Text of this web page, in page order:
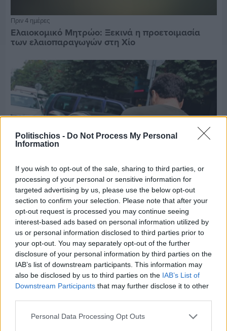
Politischios - Do Not Process My Personal
Information
If you wish to opt-out of the sale, sharing to third parties, or
processing of your personal or sensitive information for
targeted advertising by us, please use the below opt-out
section to confirm your selection. Please note that after your
opt-out request is processed you may continue seeing
interest-based ads based on personal information utilized by
us or personal information disclosed to third parties prior to
your opt-out. You may separately opt-out of the further
disclosure of your personal information by third parties on the
IAB’s list of downstream participants. This information may
also be disclosed by us to third parties on the IAB’s List of
Downstream Participants that may further disclose it to other
Personal Data Processing Opt Outs
Πριν 4 ημέρες
Ελαιοκομικό Μητρώο: Ξεκινά η προετοιμασία
των ελαιοπαραγωγών στη Χίο
Πριν 4 ημέρες
Ώρα να επιστρέψει η Δημοτική Αστυνομία στη
Χίο